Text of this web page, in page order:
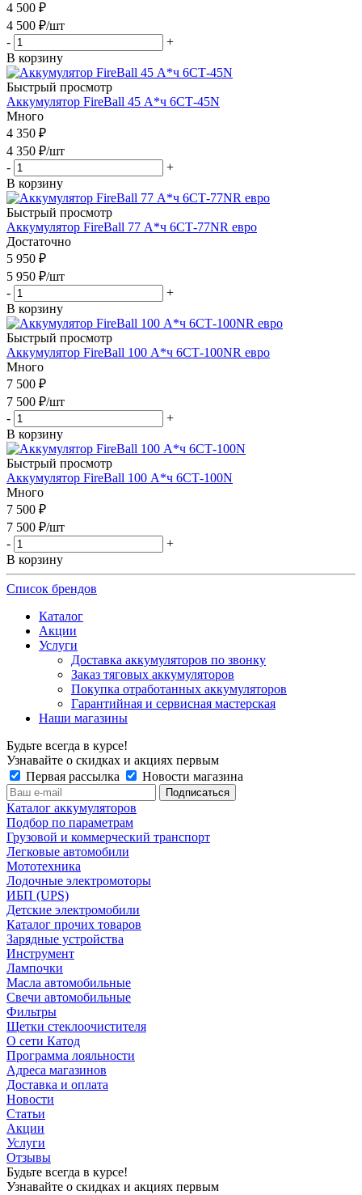
4 500 ₽
4 500 ₽/шт
-
+
В корзину
Быстрый просмотр
Аккумулятор FireBall 45 А*ч 6СТ-45N
Много
4 350 ₽
4 350 ₽/шт
-
+
В корзину
Быстрый просмотр
Аккумулятор FireBall 77 А*ч 6СТ-77NR евро
Достаточно
5 950 ₽
5 950 ₽/шт
-
+
В корзину
Быстрый просмотр
Аккумулятор FireBall 100 А*ч 6СТ-100NR евро
Много
7 500 ₽
7 500 ₽/шт
-
+
В корзину
Быстрый просмотр
Аккумулятор FireBall 100 А*ч 6СТ-100N
Много
7 500 ₽
7 500 ₽/шт
-
+
В корзину
Список брендов
Каталог
Акции
Услуги
Доставка аккумуляторов по звонку
Заказ тяговых аккумуляторов
Покупка отработанных аккумуляторов
Гарантийная и сервисная мастерская
Наши магазины
Будьте всегда в курсе!
Узнавайте о скидках и акциях первым
Первая рассылка
Новости магазина
Каталог аккумуляторов
Подбор по параметрам
Грузовой и коммерческий транспорт
Легковые автомобили
Мототехника
Лодочные электромоторы
ИБП (UPS)
Детские электромобили
Каталог прочих товаров
Зарядные устройства
Инструмент
Лампочки
Масла автомобильные
Свечи автомобильные
Фильтры
Щетки стеклоочистителя
О сети Катод
Программа лояльности
Адреса магазинов
Доставка и оплата
Новости
Статьи
Акции
Услуги
Отзывы
Будьте всегда в курсе!
Узнавайте о скидках и акциях первым